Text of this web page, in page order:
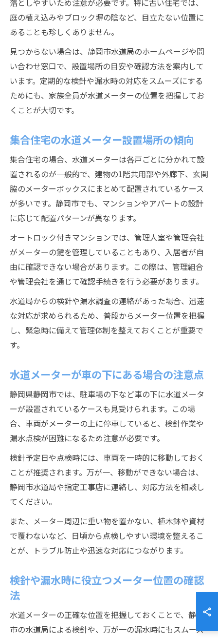
落としやすいため注意が必要です。特に古い住宅では、
庭の植え込みやブロック塀の陰など、目立たない位置に
あることも珍しくありません。
見つからない場合は、静岡市水道局のホームページや問
い合わせ窓口で、設置場所の目安や確認方法を案内して
います。定期的な検針や漏水時の対応をスムーズにする
ためにも、家族全員が水道メーターの位置を把握してお
くことが大切です。
集合住宅の水道メーター設置場所の傾向
集合住宅の場合、水道メーターは各戸ごとに分かれて設
置されるのが一般的で、建物の1階共用部や外廊下、玄関
脇のメーターボックスにまとめて配置されているケース
が多いです。静岡市でも、マンションやアパートの設計
に応じて配置パターンが異なります。
オートロック付きマンションでは、管理人室や管理会社
がメーターの鍵を管理していることもあり、入居者が自
由に確認できない場合があります。この際は、管理組合
や管理会社を通じて確認手続きを行う必要があります。
水道局からの検針や漏水調査の連絡があった場合、迅速
な対応が求められるため、普段からメーター位置を把握
し、緊急時に備えて管理体制を整えておくことが重要で
す。
水道メーターが車の下にある場合の注意点
静岡県静岡市では、駐車場の下など車の下に水道メータ
ーが設置されているケースも見受けられます。この場
合、車両がメーターの上に停車していると、検針作業や
漏水点検が困難になるため注意が必要です。
検針予定日や点検時には、車両を一時的に移動しておく
ことが推奨されます。万が一、移動ができない場合は、
静岡市水道局や指定工事店に連絡し、対応方法を相談し
てください。
また、メーター周辺に重い物を置かない、植木鉢や資材
で覆わないなど、日頃から点検しやすい環境を整えるこ
とが、トラブル防止や迅速な対応につながります。
検針や漏水時に役立つメーター位置の確認
法
水道メーターの正確な位置を把握しておくことで、静岡
市の水道局による検針や、万が一の漏水時にもスムーズ